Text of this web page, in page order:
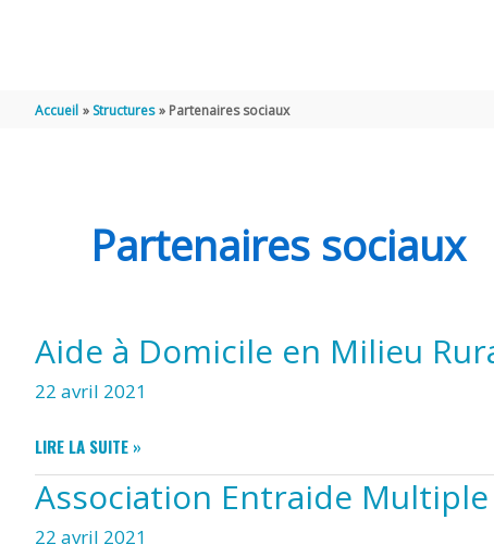
Accueil Structures Partenaires sociaux
Partenaires sociaux
Aide à Domicile en Milieu
22 avril 2021
AIDE
À
DOMICILE
EN
MILIEU
LIRE LA SUITE »
Association Entraide Multiple
22 avril 2021